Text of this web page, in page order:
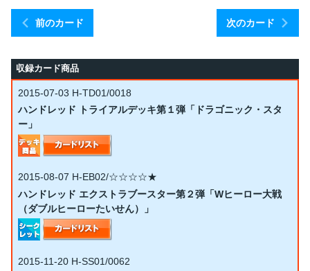
前のカード 次のカード
収録カード商品
2015-07-03 H-TD01/0018
ハンドレッド トライアルデッキ第１弾「ドラゴニック・スタ
ー」
2015-08-07 H-EB02/☆☆☆☆★
ハンドレッド エクストラブースター第２弾「Wヒーロー大戦
（ダブルヒーローたいせん）」
2015-11-20 H-SS01/0062